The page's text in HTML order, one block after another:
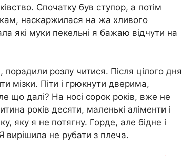
Спочатку був ступор, а потім
наскаржилася на жа хливого
які муки пекельні я бажаю відчути на
розлу читися. Після цілого дня
мізки. Піти і грюкнути дверима,
що далі? На носі сорок років, вже не
років десяти, маленькі аліменти і
яку я не потягну. Горде, але бідне і
вирішила не рубати з плеча.